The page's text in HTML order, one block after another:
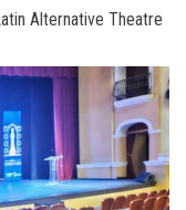
Alternative Theatre